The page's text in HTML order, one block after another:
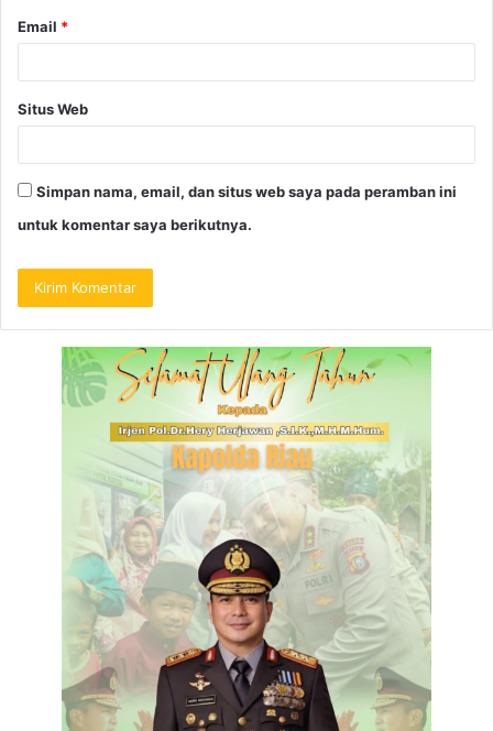
Email *
Situs Web
Simpan nama, email, dan situs web saya pada peramban ini
untuk komentar saya berikutnya.